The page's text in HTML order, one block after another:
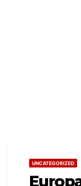
UNCATEGORIZED